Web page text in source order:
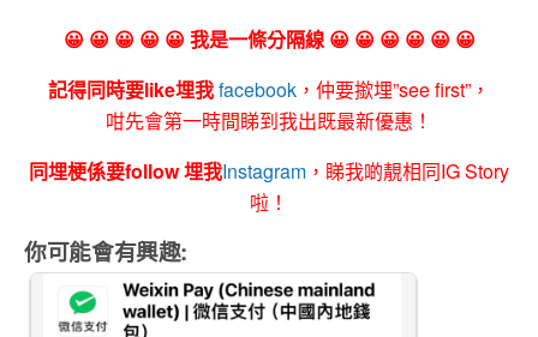
😀 😀 😀 😀 😀 我是一條分隔線 😀 😀 😀 😀 😀 😀
記得同時要like埋我facebook ，仲要撳埋”see first”，
咁先會第一時間睇到我出既最新優惠！
同埋梗係要follow 埋我Instagram ，睇我啲靚相同IG Story
啦！
你可能會有興趣: